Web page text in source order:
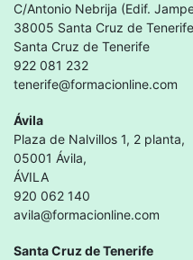
C/Antonio Nebrija (Edif.
38005 Santa Cruz de
Santa Cruz de Tenerife
922 081 232
tenerife@formacionline.com
Ávila
Plaza de Nalvillos 1, 2 planta,
05001 Ávila,
ÁVILA
920 062 140
avila@formacionline.com
Santa Cruz de Tenerife